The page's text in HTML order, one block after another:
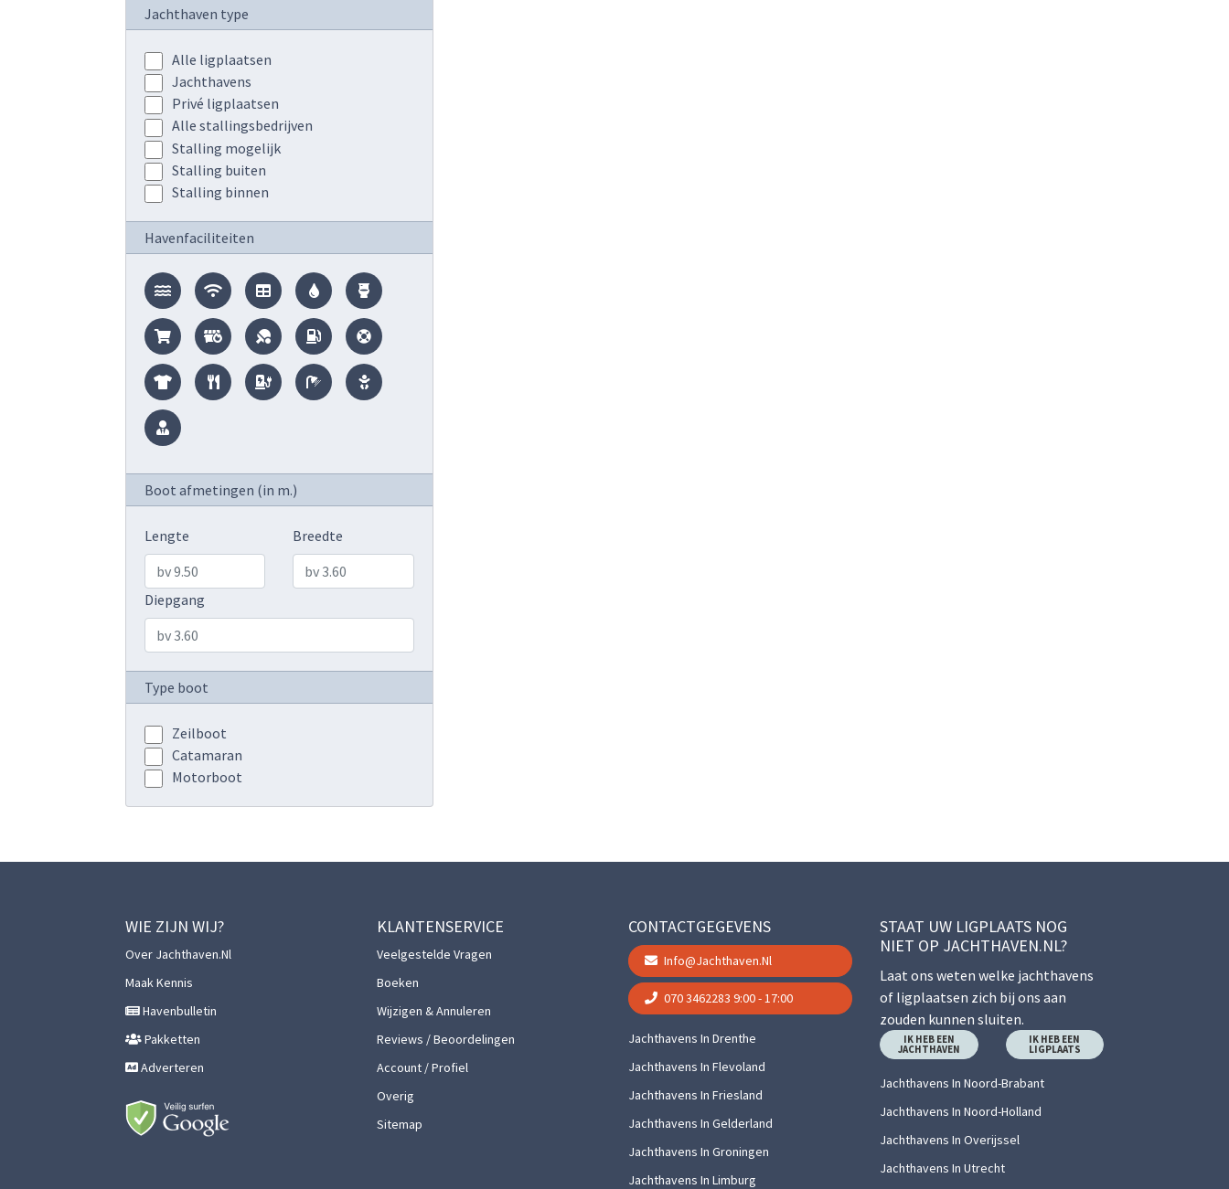
Jachthaven type
Alle ligplaatsen
Jachthavens
Privé ligplaatsen
Alle stallingsbedrijven
Stalling mogelijk
Stalling buiten
Stalling binnen
Havenfaciliteiten
Boot afmetingen (in m.)
Lengte Breedte
Diepgang
Type boot
Zeilboot
Catamaran
Motorboot
WIE ZIJN WIJ?
Over Jachthaven.nl
Maak Kennis
Havenbulletin
Pakketten
Adverteren
KLANTENSERVICE
Veelgestelde Vragen
Boeken
Wijzigen & Annuleren
Reviews / Beoordelingen
Account / Profiel
Overig
Sitemap
CONTACTGEGEVENS
Info@jachthaven.nl
070 3462283 9:00 - 17:00
Jachthavens In Drenthe
Jachthavens In Flevoland
Jachthavens In Friesland
Jachthavens In Gelderland
Jachthavens In Groningen
Jachthavens In Limburg
STAAT UW LIGPLAATS NOG
NIET OP JACHTHAVEN.NL?
Laat ons weten welke jachthavens
of ligplaatsen zich bij ons aan
zouden kunnen sluiten.
IK HEB EEN
JACHTHAVEN
IK HEB EEN
LIGPLAATS
Jachthavens In Noord-Brabant
Jachthavens In Noord-Holland
Jachthavens In Overijssel
Jachthavens In Utrecht